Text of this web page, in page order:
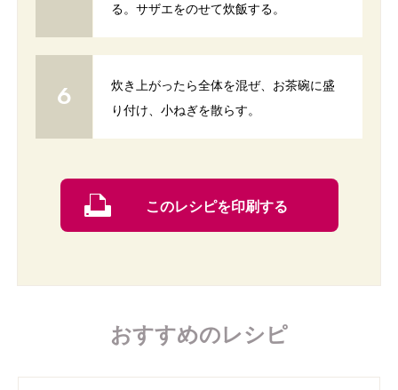
る。サザエをのせて炊飯する。
炊き上がったら全体を混ぜ、お茶碗に盛
り付け、小ねぎを散らす。
このレシピを印刷する
おすすめのレシピ